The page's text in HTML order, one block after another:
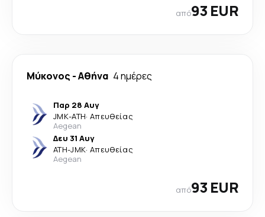
από93 EUR
Μύκονος -Αθήνα 4 ημέρες
Παρ 28 Αυγ
JMK-ATH· Απευθείας
Aegean
Δευ 31 Αυγ
ATH-JMK· Απευθείας
Aegean
από93 EUR